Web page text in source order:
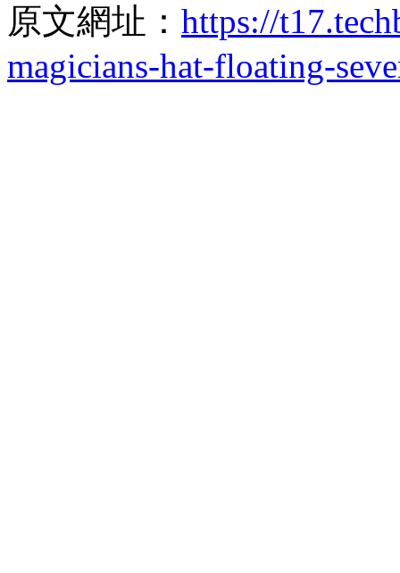
原文網址： https://
magicians-hat-floating-